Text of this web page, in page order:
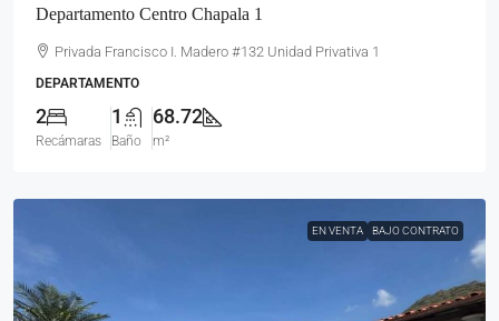
Departamento Centro Chapala 1
Privada Francisco I. Madero #132 Unidad Privativa 1
DEPARTAMENTO
2
Recámaras
1
Baño
68.72
m²
EN VENTA BAJO CONTRATO